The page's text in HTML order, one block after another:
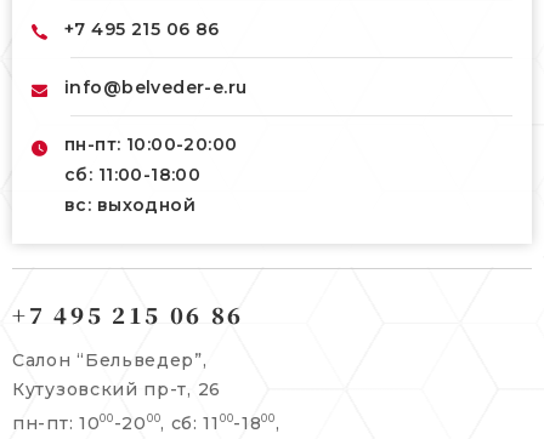
+7 495 215 06 86
info@belveder-e.ru
пн-пт: 10:00-20:00
сб: 11:00-18:00
вс: выходной
info@belveder-e.ru
Берсеневский переулок, 3/10с7
+7 495 477 45 43
info@belveder-e.ru
+7 495 215 06 86
Салон “Бельведер”,
Кутузовский пр-т, 26
пн-пт: 1000 -20 00, сб: 11 00-1800 ,